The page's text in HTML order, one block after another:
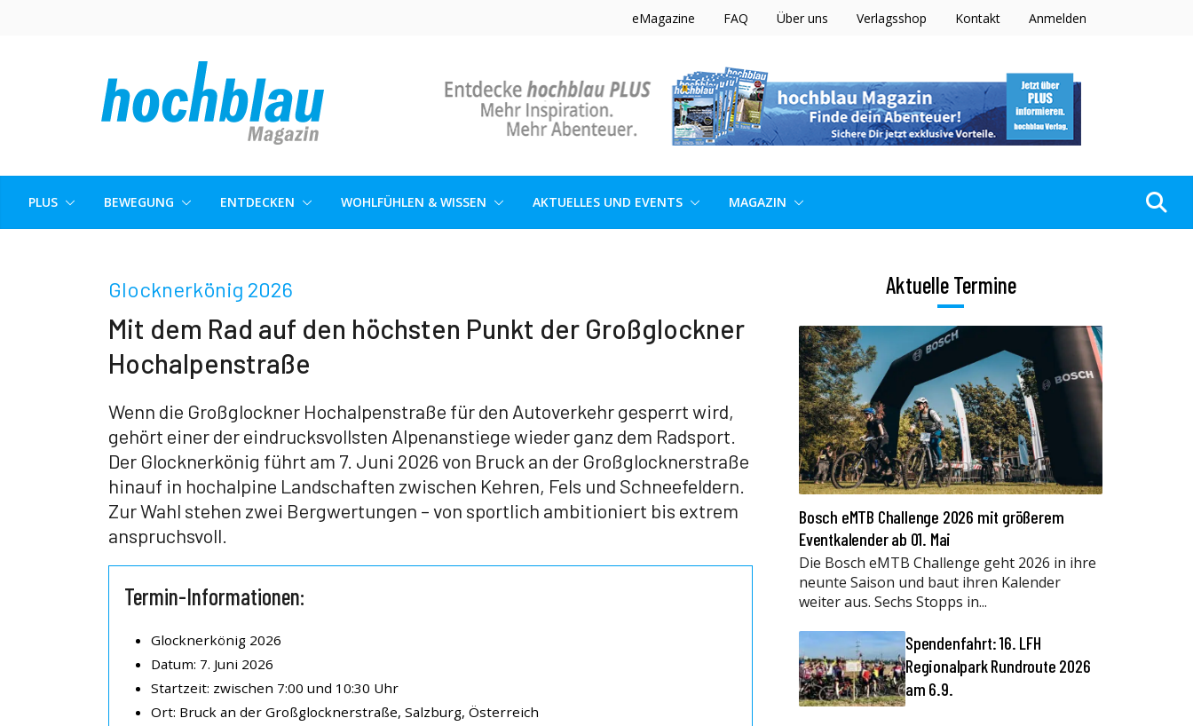
eMagazine FAQ Über uns Verlagsshop Kontakt Anmelden
PLUS BEWEGUNG ENTDECKEN WOHLFÜHLEN & WISSEN AKTUELLES UND EVENTS MAGAZIN
Glocknerkönig 2026
Mit dem Rad auf den höchsten Punkt der Großglockner
Hochalpenstraße
Wenn die Großglockner Hochalpenstraße für den Autoverkehr gesperrt wird,
gehört einer der eindrucksvollsten Alpenanstiege wieder ganz dem Radsport.
Der Glocknerkönig führt am 7. Juni 2026 von Bruck an der Großglocknerstraße
hinauf in hochalpine Landschaften zwischen Kehren, Fels und Schneefeldern.
Zur Wahl stehen zwei Bergwertungen – von sportlich ambitioniert bis extrem
anspruchsvoll.
Termin-Informationen:
Glocknerkönig 2026
Datum: 7. Juni 2026
Startzeit: zwischen 7:00 und 10:30 Uhr
Ort: Bruck an der Großglocknerstraße, Salzburg, Österreich
Aktuelle Termine
Bosch eMTB Challenge 2026 mit größerem
Eventkalender ab 01. Mai
Die Bosch eMTB Challenge geht 2026 in ihre
neunte Saison und baut ihren Kalender
weiter aus. Sechs Stopps in...
Spendenfahrt: 16. LFH
Regionalpark Rundroute 2026
am 6.9.